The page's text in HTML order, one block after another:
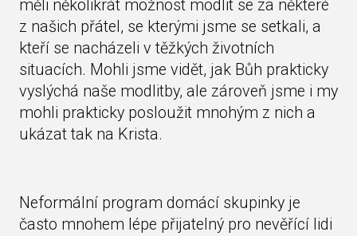
měli několikrát možnost modlit se za některé
z našich přátel, se kterými jsme se setkali, a
kteří se nacházeli v těžkých životních
situacích. Mohli jsme vidět, jak Bůh prakticky
vyslýchá naše modlitby, ale zároveň jsme i my
mohli prakticky posloužit mnohým z nich a
ukázat tak na Krista.
Neformální program domácí skupinky je
často mnohem lépe přijatelný pro nevěřící lidi